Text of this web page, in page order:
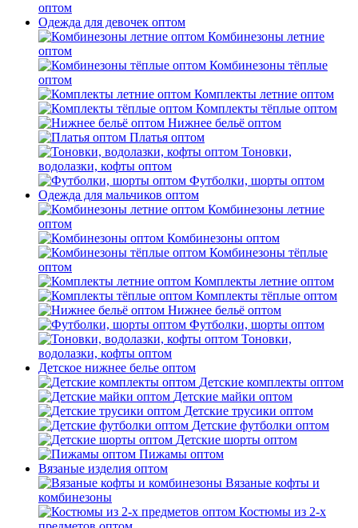
оптом
Одежда для девочек оптом
Комбинезоны летние
оптом
Комбинезоны тёплые
оптом
Комплекты летние оптом
Комплекты тёплые оптом
Нижнее бельё оптом
Платья оптом
Тоновки,
водолазки, кофты оптом
Футболки, шорты оптом
Одежда для мальчиков оптом
Комбинезоны летние
оптом
Комбинезоны оптом
Комбинезоны тёплые
оптом
Комплекты летние оптом
Комплекты тёплые оптом
Нижнее бельё оптом
Футболки, шорты оптом
Тоновки,
водолазки, кофты оптом
Детское нижнее белье оптом
Детские комплекты оптом
Детские майки оптом
Детские трусики оптом
Детские футболки оптом
Детские шорты оптом
Пижамы оптом
Вязаные изделия оптом
Вязаные кофты и
комбинезоны
Костюмы из 2-х